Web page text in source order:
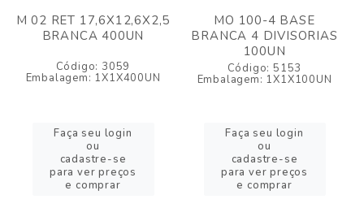
M 02 RET 17,6X12,6X2,5
BRANCA 400UN
Código: 3059
Embalagem: 1X1X400UN
Faça seu login
ou
cadastre-se
para ver preços
e comprar
MO 100-4 BASE
BRANCA 4 DIVISORIAS
100UN
Código: 5153
Embalagem: 1X1X100UN
Faça seu login
ou
cadastre-se
para ver preços
e comprar